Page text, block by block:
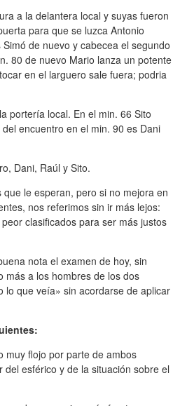
a la delantera local y suyas fueron
para que se luzca Antonio
de nuevo y cabecea el segundo
80 de nuevo Mario lanza un potente
en el larguero sale fuera; podria
portería local. En el min. 66 Sito
encuentro en el min. 90 es Dani
Dani, Raúl y Sito.
le esperan, pero si no mejora en
nos referimos sin ir más lejos:
clasificados para ser más justos
nota el examen de hoy, sin
más a los hombres de los dos
lo que veía» sin acordarse de aplicar
muy flojo por parte de ambos
esférico y de la situación sobre el